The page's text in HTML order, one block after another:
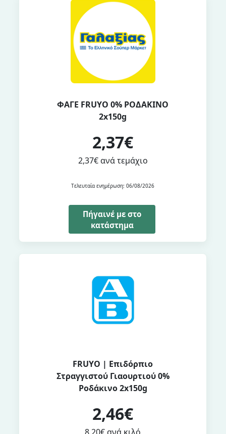
ΦΑΓΕ FRUYO 0% ΡΟΔΑΚΙΝΟ
2x150g
2,37€
2,37€ ανά τεμάχιο
Τελευταία ενημέρωση: 06/08/2026
Πήγαινέ με στο
κατάστημα
FRUYO | Επιδόρπιο
Στραγγιστού Γιαουρτιού 0%
Ροδάκινο 2x150g
2,46€